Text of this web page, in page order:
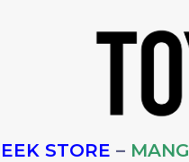
STORE –